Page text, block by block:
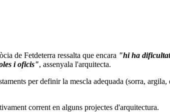
de Fetdeterra ressalta que encara "hi ha
i oficis", assenyala l'arquitecta.
per definir la mescla adequada (sorra, argila,
corrent en alguns projectes d'arquitectura.